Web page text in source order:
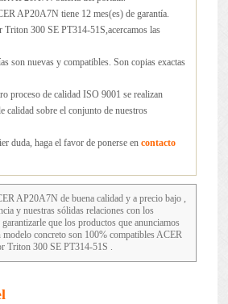
AP20A7N tiene 12 mes(es) de garantía.
Triton 300 SE PT314-51S,acercamos las
son nuevas y compatibles. Son copias exactas
proceso de calidad ISO 9001 se realizan
calidad sobre el conjunto de nuestros
duda, haga el favor de ponerse en contacto
AP20A7N de buena calidad y a precio bajo ,
y nuestras sólidas relaciones con los
que los productos que anunciamos
modelo concreto son 100% compatibles ACER
Triton 300 SE PT314-51S .